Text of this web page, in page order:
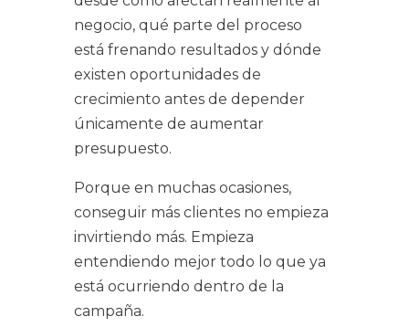
negocio, qué parte del proceso
está frenando resultados y dónde
existen oportunidades de
crecimiento antes de depender
únicamente de aumentar
presupuesto.
Porque en muchas ocasiones,
conseguir más clientes no empieza
invirtiendo más. Empieza
entendiendo mejor todo lo que ya
está ocurriendo dentro de la
campaña.